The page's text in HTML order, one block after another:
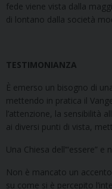
fede viene vista dalla
di lontano dalla società
TESTIMONIANZA
È emerso un bisogno di
mettendo in pratica il
l’attenzione, la sensibilità
ai diversi punti di vista,
Una Chiesa dell’“essere” e
Non è mancato un
su come si è percepito